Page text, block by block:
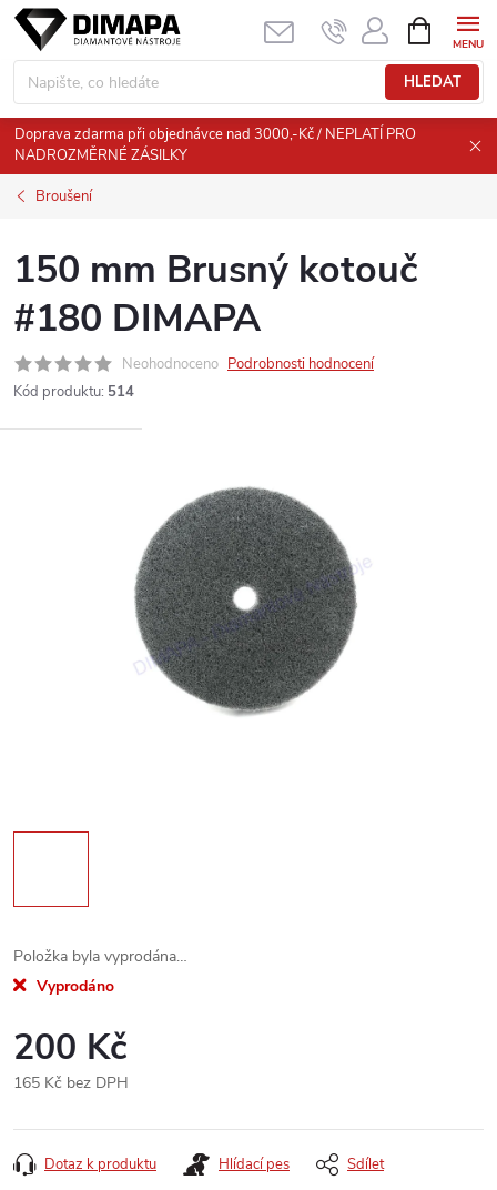
Přejít
obsah
HLEDAT
NÁKUPNÍ
KOŠÍK
Doprava zdarma při objednávce nad 3000,-Kč / NEPLATÍ PRO
NADROZMĚRNÉ ZÁSILKY
Broušení
150 mm Brusný kotouč
#180 DIMAPA
Neohodnoceno Podrobnosti hodnocení
Kód produktu: 514
Položka byla vyprodána…
Vyprodáno
200 Kč
165 Kč bez DPH
cena:
Dotaz k produktu Hlídací pes Sdílet